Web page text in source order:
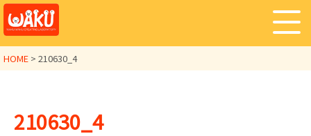
HOME > 210630_4
210630_4